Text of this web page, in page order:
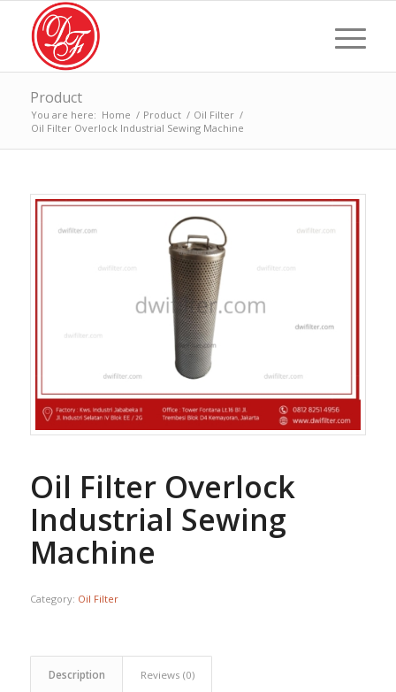
Product
You are here: Home / Product / Oil Filter /
Oil Filter Overlock Industrial Sewing Machine
Oil Filter Overlock
Industrial Sewing
Machine
Category: Oil Filter
Description Reviews (0)